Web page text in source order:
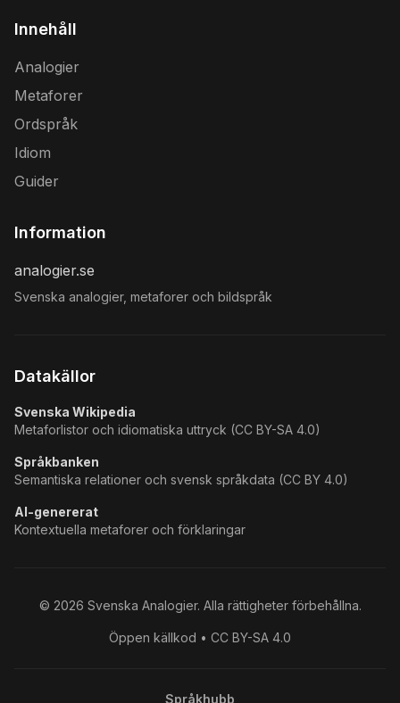
Innehåll
Analogier
Metaforer
Ordspråk
Idiom
Guider
Information
analogier.se
Svenska analogier, metaforer och bildspråk
Datakällor
Svenska Wikipedia
Metaforlistor och idiomatiska uttryck (CC BY-SA 4.0)
Språkbanken
Semantiska relationer och svensk språkdata (CC BY 4.0)
AI-genererat
Kontextuella metaforer och förklaringar
© 2026 Svenska Analogier. Alla rättigheter förbehållna.
Öppen källkod • CC BY-SA 4.0
Språkhubb